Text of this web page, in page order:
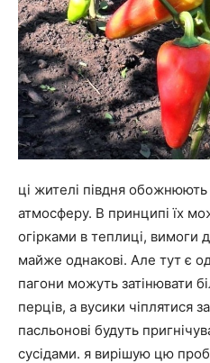
ці жителі півдня
атмосферу. В принципі їх
огірками в теплиці, вимоги
майже однакові. Але тут є
пагони можуть затінювати
перців, а вусики чіплятися
пасльонові будуть
сусідами. я вирішую цю